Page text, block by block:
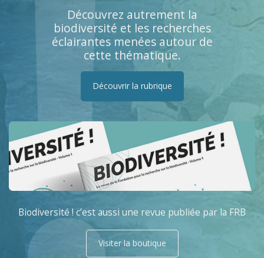
Découvrez autrement la
biodiversité et les recherches
éclairantes menées autour de
cette thématique.
Découvrir la rubrique
Biodiversité ! c’est aussi une revue publiée par la FRB
Visiter la boutique